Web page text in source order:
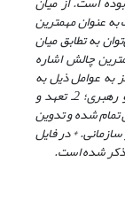
به عنوان مهمترین
به تطابق میان
چالش اشاره
به عوامل ذیل به
1ـ توجه به فرهنگ و رهبرى؛ 2ـ تعهد و
3ـ توجه به بهای تمام شده و تدوین
* در فایل